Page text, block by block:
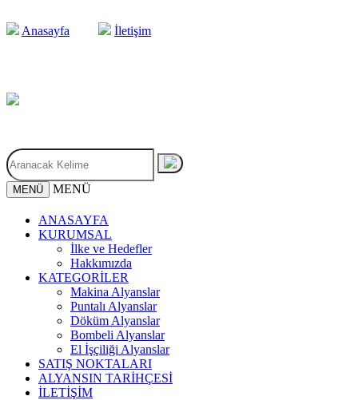
Anasayfa İletişim
MENÜ MENÜ
ANASAYFA
KURUMSAL
İlke ve Hedefler
Hakkımızda
KATEGORİLER
Makina Alyanslar
Puntalı Alyanslar
Döküm Alyanslar
Bombeli Alyanslar
El İşçiliği Alyanslar
SATIŞ NOKTALARI
ALYANSIN TARİHÇESİ
İLETİŞİM